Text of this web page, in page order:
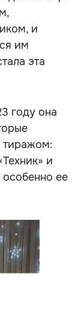
и
им
эта
году она
тиражом:
и
ее